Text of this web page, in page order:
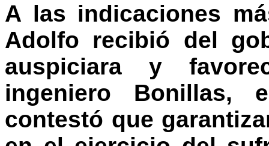
A las indicaciones
Adolfo recibió del
auspiciara y
ingeniero Bonillas,
contestó que